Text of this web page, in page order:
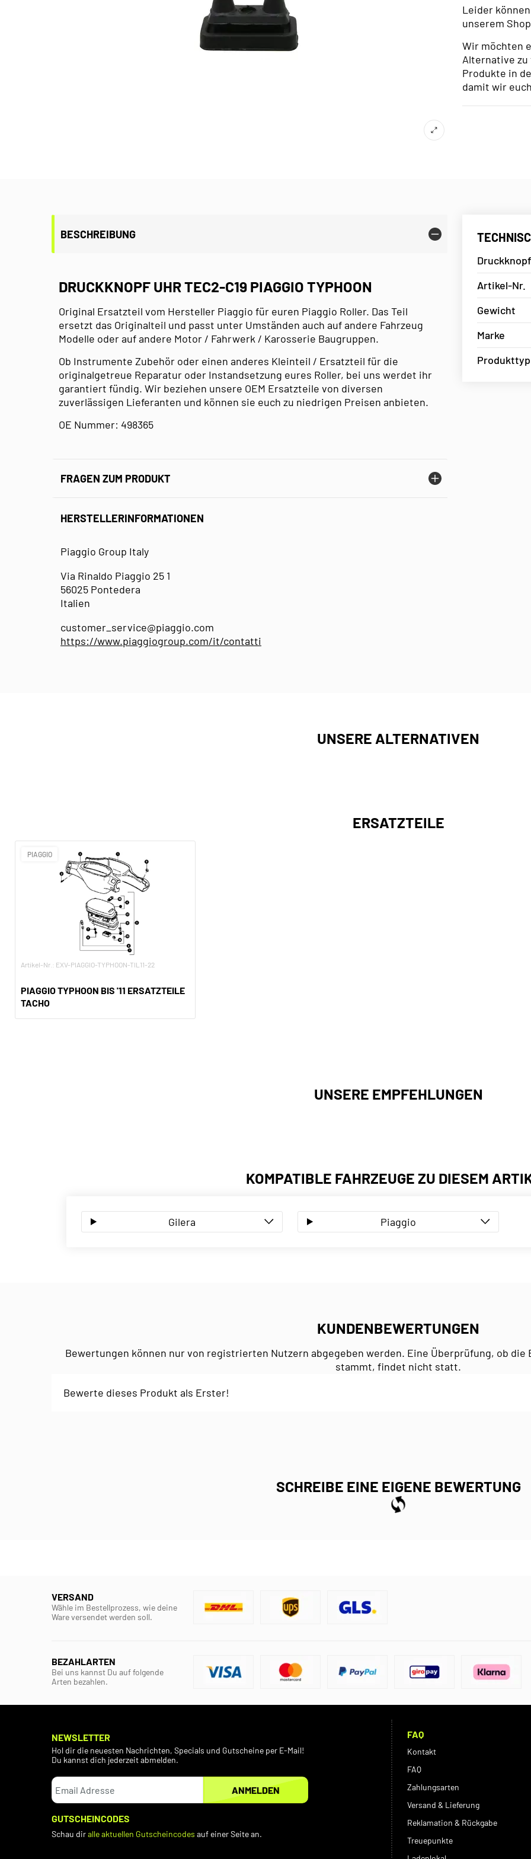
Leider
unserem
Wir möchten
Alternative
Produkte in
damit wir
BESCHREIBUNG
DRUCKKNOPF UHR TEC2-C19 PIAGGIO TYPHOON
Original Ersatzteil vom Hersteller Piaggio für euren Piaggio Roller. Das Teil
ersetzt das Originalteil und passt unter Umständen auch auf andere Fahrzeug
Modelle oder auf andere Motor / Fahrwerk / Karosserie Baugruppen.
Ob Instrumente Zubehör oder einen anderes Kleinteil / Ersatzteil für die
originalgetreue Reparatur oder Instandsetzung eures Roller, bei uns werdet ihr
garantiert fündig. Wir beziehen unsere OEM Ersatzteile von diversen
zuverlässigen Lieferanten und können sie euch zu niedrigen Preisen anbieten.
OE Nummer: 498365
FRAGEN ZUM PRODUKT
HERSTELLERINFORMATIONEN
Piaggio Group Italy
Via Rinaldo Piaggio 25 1
56025 Pontedera
Italien
customer_service@piaggio.com
https://www.piaggiogroup.com/it/contatti
Artikel-Nr.
Gewicht
Marke
Produkttyp
UNSERE ALTERNATIVEN
ERSATZTEILE
PIAGGIO
Artikel-Nr.: EXV-PIAGGIO-TYPHOON-TIL11-22
PIAGGIO TYPHOON BIS '11 ERSATZTEILE
TACHO
UNSERE EMPFEHLUNGEN
KOMPATIBLE FAHRZEUGE ZU DIESEM
Gilera Piaggio
KUNDENBEWERTUNGEN
Bewertungen können nur von registrierten Nutzern abgegeben werden. Eine Überprüfung, ob
stammt, findet nicht statt.
Bewerte dieses Produkt als Erster!
SCHREIBE EINE EIGENE BEWERTUNG
VERSAND
Wähle im Bestellprozess, wie deine
Ware versendet werden soll.
BEZAHLARTEN
Bei uns kannst Du auf folgende
Arten bezahlen.
NEWSLETTER
Hol dir die neuesten Nachrichten, Specials und Gutscheine per E-Mail!
Du kannst dich jederzeit abmelden.
ANMELDEN
GUTSCHEINCODES
Schau diralle aktuellen Gutscheincodes auf einer Seite an.
FAQ
Kontakt
FAQ
Zahlungsarten
Versand & Lieferung
Reklamation & Rückgabe
Treuepunkte